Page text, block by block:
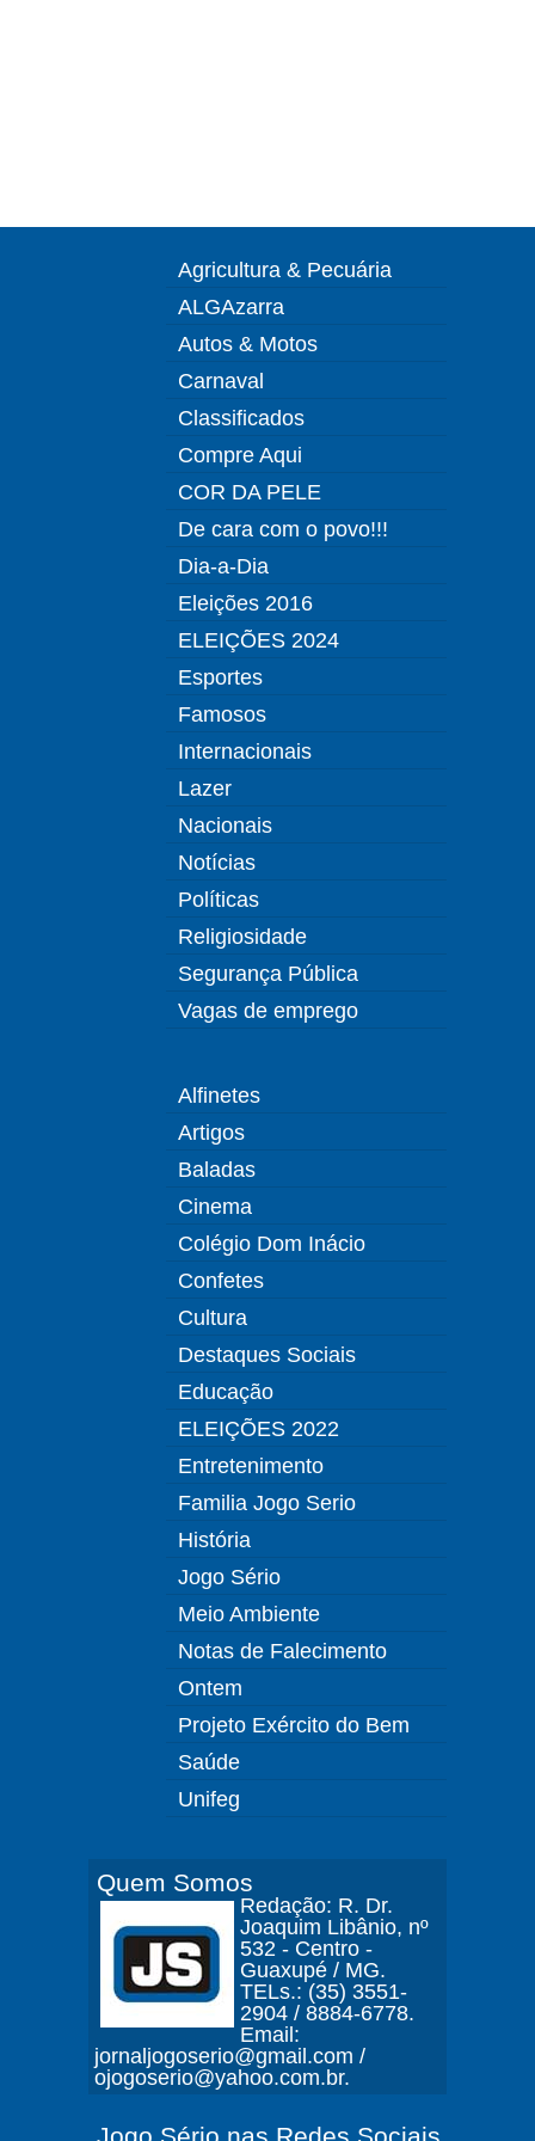
Agricultura & Pecuária
ALGAzarra
Autos & Motos
Carnaval
Classificados
Compre Aqui
COR DA PELE
De cara com o povo!!!
Dia-a-Dia
Eleições 2016
ELEIÇÕES 2024
Esportes
Famosos
Internacionais
Lazer
Nacionais
Notícias
Políticas
Religiosidade
Segurança Pública
Vagas de emprego
Alfinetes
Artigos
Baladas
Cinema
Colégio Dom Inácio
Confetes
Cultura
Destaques Sociais
Educação
ELEIÇÕES 2022
Entretenimento
Familia Jogo Serio
História
Jogo Sério
Meio Ambiente
Notas de Falecimento
Ontem
Projeto Exército do Bem
Saúde
Unifeg
Quem Somos
Redação: R. Dr.
Joaquim Libânio, nº
532 - Centro -
Guaxupé / MG.
TELs.: (35) 3551-
2904 / 8884-6778.
Email:
jornaljogoserio@gmail.com /
ojogoserio@yahoo.com.br.